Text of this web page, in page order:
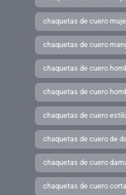
chaquetas de cuero
chaquetas de cuero
chaquetas de cuero
chaquetas de cuero
chaquetas de cuero
chaquetas de cuero de
chaquetas de cuero
chaquetas de cuero